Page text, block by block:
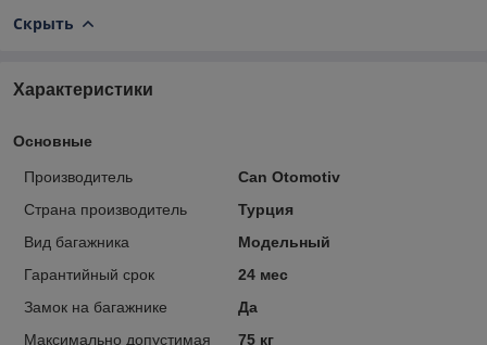
Скрыть
Характеристики
Основные
Производитель
Can Otomotiv
Страна производитель
Турция
Вид багажника
Модельный
Гарантийный срок
24 мес
Замок на багажнике
Да
Максимально допустимая
75 кг